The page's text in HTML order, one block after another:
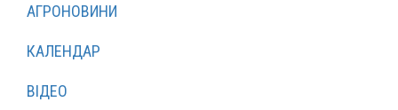
АГРОНОВИНИ
КАЛЕНДАР
ВІДЕО